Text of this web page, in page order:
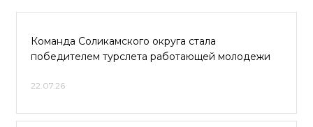
Команда Соликамского округа стала
победителем турслета работающей молодежи
22.07.26